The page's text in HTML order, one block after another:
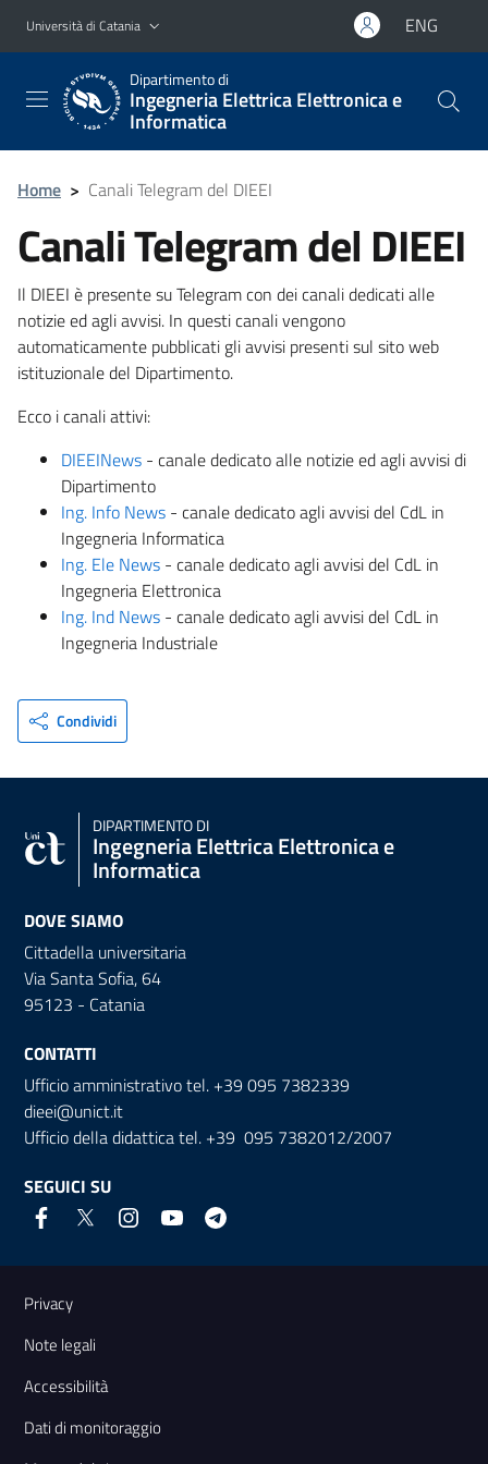
Vai al contenuto principale
Vai al menu di navigazione
Università di Catania ENG
Dipartimento di
Ingegneria Elettrica Elettronica e
Informatica
Home > Canali Telegram del DIEEI
Canali Telegram del DIEEI
Il DIEEI è presente su Telegram con dei canali dedicati alle
notizie ed agli avvisi. In questi canali vengono
automaticamente pubblicati gli avvisi presenti sul sito web
istituzionale del Dipartimento.
Ecco i canali attivi:
DIEEINews - canale dedicato alle notizie ed agli avvisi di
Dipartimento
Ing. Info News - canale dedicato agli avvisi del CdL in
Ingegneria Informatica
Ing. Ele News - canale dedicato agli avvisi del CdL in
Ingegneria Elettronica
Ing. Ind News - canale dedicato agli avvisi del CdL in
Ingegneria Industriale
Condividi
DIPARTIMENTO DI
Ingegneria Elettrica Elettronica e
Informatica
DOVE SIAMO
Cittadella universitaria
Via Santa Sofia, 64
95123 - Catania
CONTATTI
Ufficio amministrativo tel. +39 095 7382339
dieei@unict.it
Ufficio della didattica tel. +39 095 7382012/2007
SEGUICI SU
Link e informazioni utili
Privacy
Note legali
Accessibilità
Dati di monitoraggio